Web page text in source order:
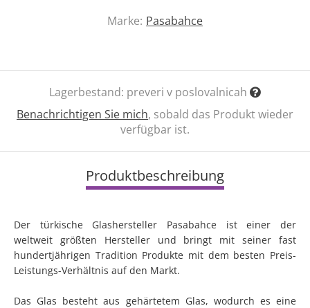
Marke: Pasabahce
Lagerbestand: preveri v poslovalnicah
Benachrichtigen Sie mich, sobald das Produkt wieder
verfügbar ist.
Produktbeschreibung
Der türkische Glashersteller Pasabahce ist einer der
weltweit größten Hersteller und bringt mit seiner fast
hundertjährigen Tradition Produkte mit dem besten Preis-
Leistungs-Verhältnis auf den Markt.
Das Glas besteht aus gehärtetem Glas, wodurch es eine